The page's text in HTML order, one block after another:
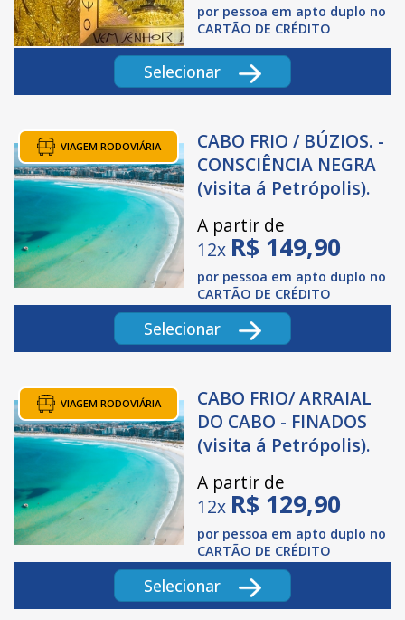
por pessoa em apto duplo no
CARTÃO DE CRÉDITO
Selecionar
VIAGEM RODOVIÁRIA
CABO FRIO / BÚZIOS. -
CONSCIÊNCIA NEGRA
(visita á Petrópolis).
A partir de
12x R$ 149,90
por pessoa em apto duplo no
CARTÃO DE CRÉDITO
Selecionar
VIAGEM RODOVIÁRIA
CABO FRIO/ ARRAIAL
DO CABO - FINADOS
(visita á Petrópolis).
A partir de
12x R$ 129,90
por pessoa em apto duplo no
CARTÃO DE CRÉDITO
Selecionar